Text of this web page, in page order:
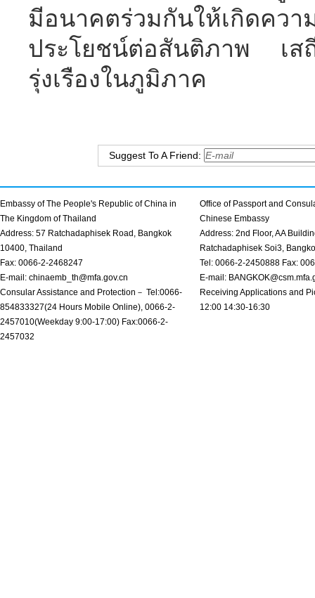
มีอนาคตร่วมกันให้เกิด
ประโยชน์ต่อสันติภาพ เ
รุ่งเรืองในภูมิภาค
Suggest To A Friend:
Embassy of The People's Republic of China in
The Kingdom of Thailand
Address: 57 Ratchadaphisek Road, Bangkok
10400, Thailand
Fax: 0066-2-2468247
E-mail: chinaemb_th@mfa.gov.cn
Consular Assistance and Protection－ Tel:0066-
854833327(24 Hours Mobile Online), 0066-2-
2457010(Weekday 9:00-17:00) Fax:0066-2-
2457032
Office of Passport and
Chinese Embassy
Address: 2nd Floor, AA
Ratchadaphisek Soi3,
Tel: 0066-2-2450888 Fax:
E-mail:
Receiving Applications and
12:00 14:30-16:30